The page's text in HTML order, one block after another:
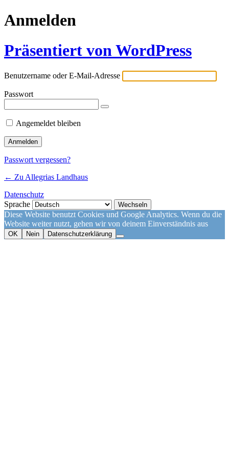
Anmelden
Präsentiert von WordPress
Benutzername oder E-Mail-Adresse
Passwort
Angemeldet bleiben
Passwort vergessen?
← Zu Allegrias Landhaus
Datenschutz
Sprache
Diese Website benutzt Cookies und Google Analytics. Wenn du die
Website weiter nutzt, gehen wir von deinem Einverständnis aus
OK Nein Datenschutzerklärung